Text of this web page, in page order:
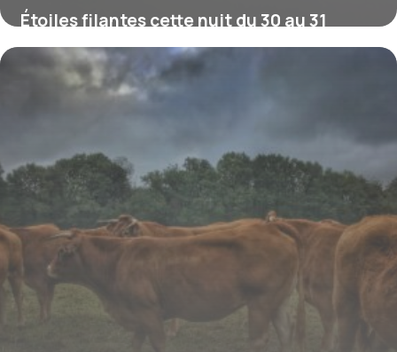
Étoiles filantes cette nuit du 30 au 31
juillet : le double pic à ne pas rater (et
comment déjouer la Lune)